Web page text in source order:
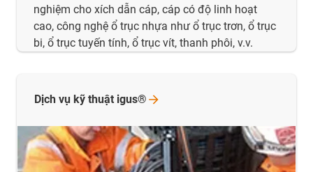
nghiệm cho xích dẫn cáp, cáp có độ linh hoạt
cao, công nghệ ổ trục nhựa như ổ trục trơn, ổ trục
bi, ổ trục tuyến tính, ổ trục vít, thanh phôi, v.v.
Dịch vụ kỹ thuật igus®